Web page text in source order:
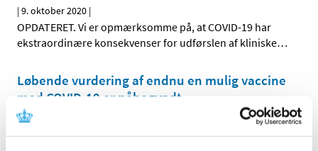
|9. oktober 2020 |
OPDATERET. Vi er opmærksomme på, at COVID-19 har
ekstraordinære konsekvenser for udførslen af kliniske…
Løbende vurdering af endnu en mulig vaccine
mod COVID-19 er påbegyndt
|6. oktober 2020
En løbende vurdering af endnu en mulig vaccine mod